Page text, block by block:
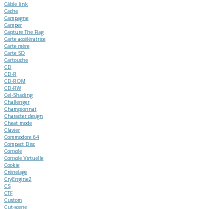
Câble link
Cache
Campagne
Camper
Capture The Flag
Carte accélératrice
Carte mère
Carte SD
Cartouche
CD
CD-R
CD-ROM
CD-RW
Cel-Shading
Challenger
Championnat
Character design
Cheat mode
Clavier
Commodore 64
Compact Disc
Console
Console Virtuelle
Cookie
Crénelage
CryEngine2
CS
CTF
Custom
Cut-scene